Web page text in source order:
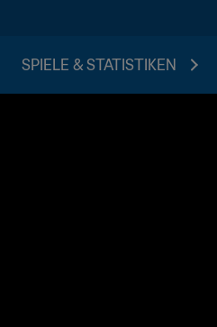
SPIELE & STATISTIKEN